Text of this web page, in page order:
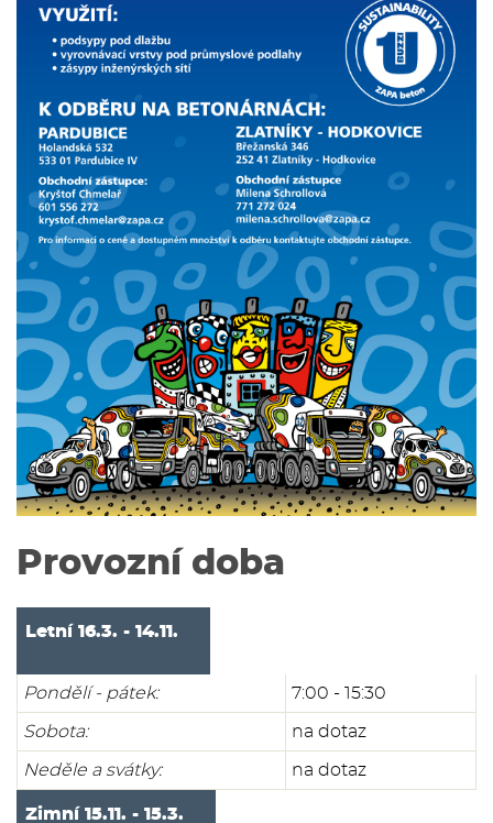
Provozní doba
Letní 16.3. - 14.11.
Pondělí - pátek: 7:00 - 15:30
Sobota: na dotaz
Neděle a svátky: na dotaz
Zimní 15.11. - 15.3.